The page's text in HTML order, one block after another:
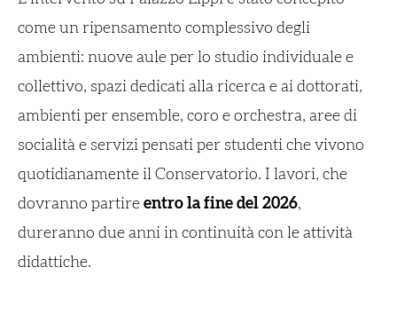
come un ripensamento complessivo degli
ambienti: nuove aule per lo studio individuale e
collettivo, spazi dedicati alla ricerca e ai dottorati,
ambienti per ensemble, coro e orchestra, aree di
socialità e servizi pensati per studenti che vivono
quotidianamente il Conservatorio. I lavori, che
dovranno partire entro la fine del 2026,
dureranno due anni in continuità con le attività
didattiche.